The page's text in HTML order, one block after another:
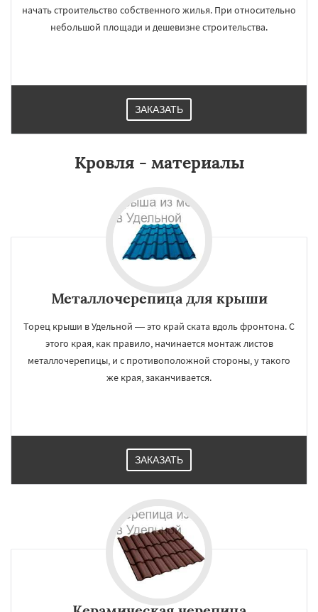
начать строительство собственного жилья. При относительно
небольшой площади и дешевизне строительства.
ЗАКАЗАТЬ
Кровля - материалы
Металлочерепица для крыши
Торец крыши в Удельной — это край ската вдоль фронтона. С
этого края, как правило, начинается монтаж листов
металлочерепицы, и с противоположной стороны, у такого
же края, заканчивается.
ЗАКАЗАТЬ